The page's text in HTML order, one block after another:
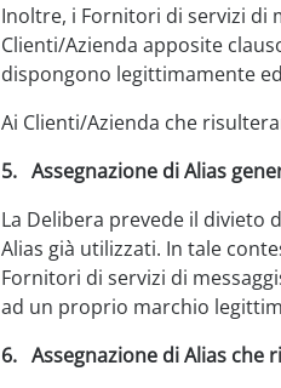
Inoltre, i Fornitori di servizi di
Clienti/Azienda apposite
dispongono legittimamente
Ai Clienti/Azienda che
5. Assegnazione di Alias
La Delibera prevede il divieto
Alias già utilizzati. In tale
Fornitori di servizi di
ad un proprio marchio
6. Assegnazione di Alias